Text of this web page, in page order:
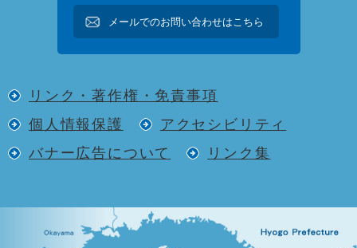
メールでのお問い合わせはこちら
リンク・著作権・免責事項
個人情報保護
アクセシビリティ
バナー広告について
リンク集